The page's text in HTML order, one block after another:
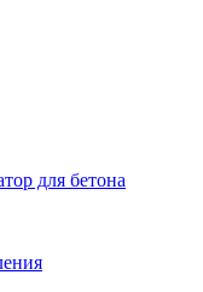
для бетона